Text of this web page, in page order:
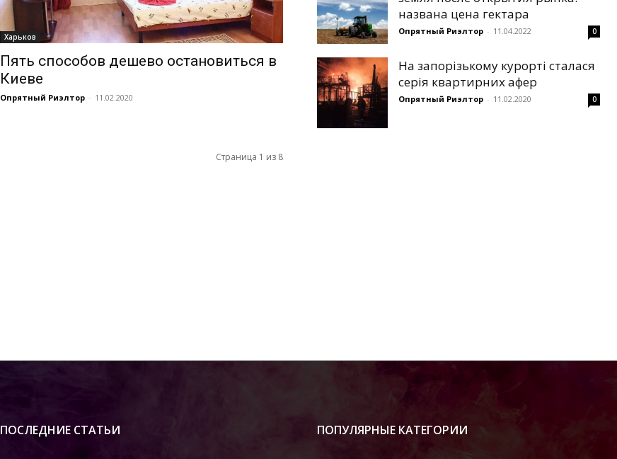
Харьков
Пять способов дешево остановиться в
Киеве
Опрятный Риэлтор - 11.02.2020
Страница 1 из 8
названа цена гектара
Опрятный Риэлтор - 11.04.2022 0
На запорізькому курорті сталася
серія квартирних афер
Опрятный Риэлтор - 11.02.2020 0
ПОСЛЕДНИЕ СТАТЬИ ПОПУЛЯРНЫЕ КАТЕГОРИИ